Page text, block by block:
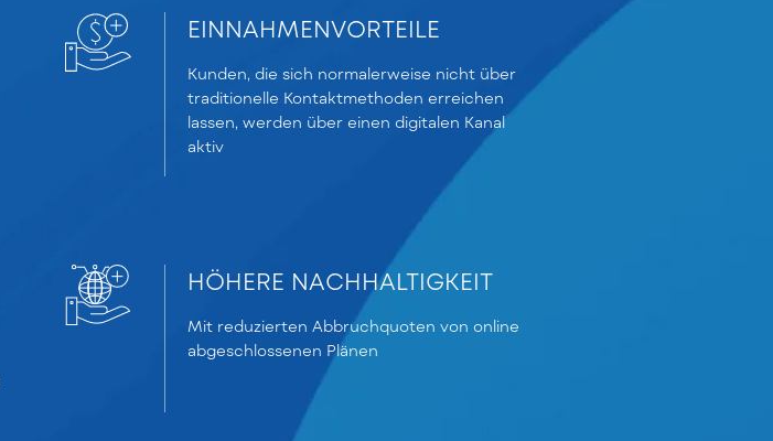
EINNAHMENVORTEILE
Kunden, die sich normalerweise nicht über
traditionelle Kontaktmethoden erreichen
lassen, werden über einen digitalen Kanal
aktiv
HÖHERE NACHHALTIGKEIT
Mit reduzierten Abbruchquoten von online
abgeschlossenen Plänen